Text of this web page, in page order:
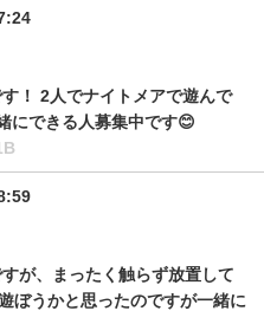
！ 2人でナイトメアで遊んで
にできる人募集中です😊
が、まったく触らず放置して
ぼうかと思ったのですが一緒に